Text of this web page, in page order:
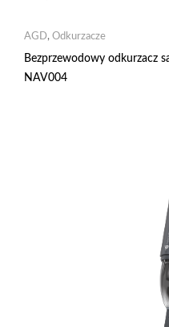
AGD, Odkurzacze
Bezprzewodowy odkurzacz
NAV004